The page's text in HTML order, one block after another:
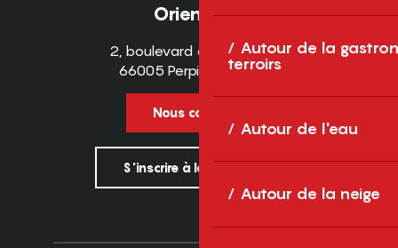
Autour de la
terroirs
Autour de l'eau
Autour de la neige
Orientales
2, boulevard des Pyrénées
66005 Perpignan Cedex
Nous contacter
S'inscrire à la newsletter